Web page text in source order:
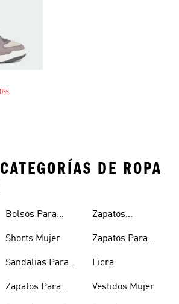
DE ROPA
Bolsos Para
Shorts Mujer
Sandalias Para
Zapatos Para
Zapatos
Zapatos Para
Licra
Vestidos Mujer